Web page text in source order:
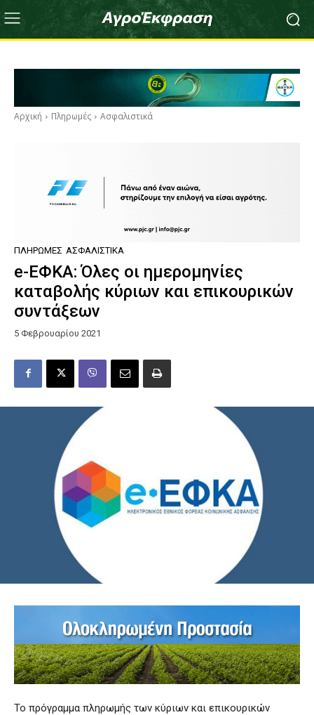
Αρχική Πληρωμές Ασφαλιστικά
ΠΛΗΡΩΜΈΣ ΑΣΦΑΛΙΣΤΙΚΆ
e-ΕΦΚΑ: Όλες οι ημερομηνίες
καταβολής κύριων και επικουρικών
συντάξεων
5 Φεβρουαρίου 2021
Το πρόγραμμα πληρωμής των κύριων και επικουρικών